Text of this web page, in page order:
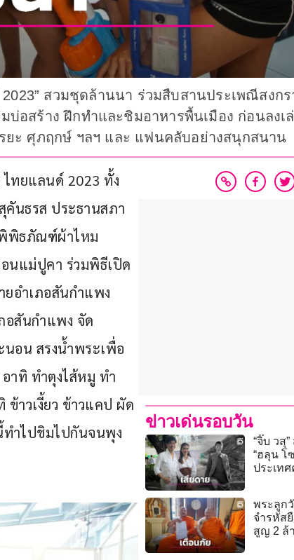
สวมชุดล้านนา ร่วมสืบสานประเพณีสง
อสร้าง ฝึกทำและชิมอาหารพื้นเมือง ก่อนลงเ
ยะ ศุภฤกษ์ ฯลฯ และ แฟนคลับอย่างสนุกสนาน
ไทยแลนด์ 2023 ทั้ง
คันธรส ประธานสภา
พิพิธภัณฑ์ผ้าไหม
นแม่ปูคา ร่วมพิธีเปิด
อำเภอสันกำแพง
อสันกำแพง จัด
นอน สรงน้ำพระเพื่อ
าทิ ทำตุงไส้หมู ทำ
าวเงี้ยว ข้าวแคป ผัด
ำไปชิมไปกันจนพุง
ข่าวเด่นรอบวัน
“จิ๊บ วสุ
“ฮลุน โ
ประเท
พระลูกวั
จำรหัส
สูญ 2 ล้